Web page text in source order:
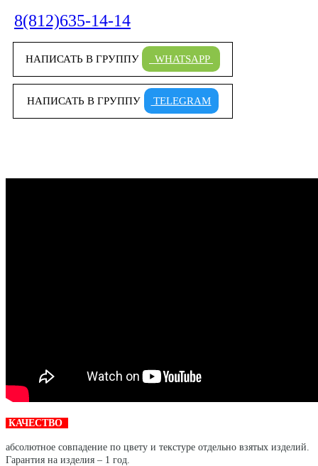
8(812)635-14-14
НАПИСАТЬ В ГРУППУ WHATSAPP
НАПИСАТЬ В ГРУППУ TELEGRAM
КАЧЕСТВО
абсолютное совпадение по цвету и текстуре отдельно взятых изделий.
Гарантия на изделия – 1 год.